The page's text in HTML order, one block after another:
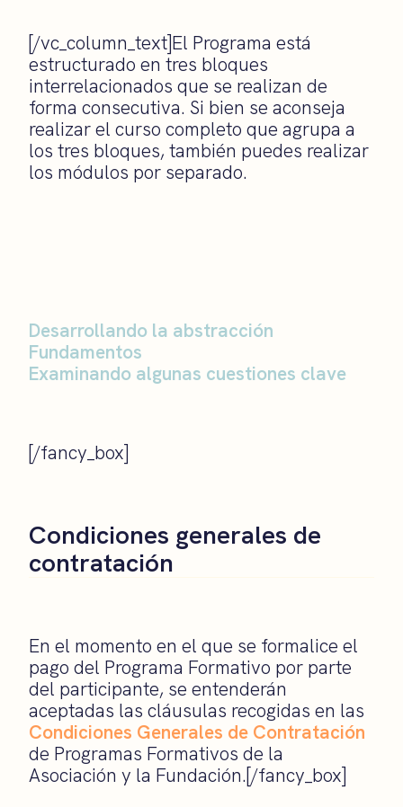
[/vc_column_text]El Programa está
estructurado en tres bloques
interrelacionados que se realizan de
forma consecutiva. Si bien se aconseja
realizar el curso completo que agrupa a
los tres bloques, también puedes realizar
los módulos por separado.
Desarrollando la abstracción
Fundamentos
Examinando algunas cuestiones clave
[/fancy_box]
Condiciones generales de
contratación
En el momento en el que se formalice el
pago del Programa Formativo por parte
del participante, se entenderán
aceptadas las cláusulas recogidas en las
Condiciones Generales de Contratación
de Programas Formativos de la
Asociación y la Fundación.[/fancy_box]